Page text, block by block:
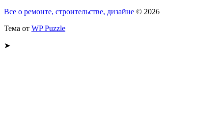
Все о ремонте, строительстве, дизайне © 2026
Тема от WP Puzzle
➤